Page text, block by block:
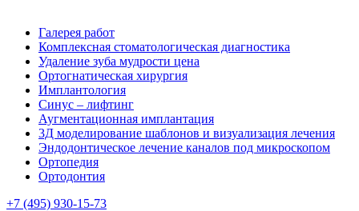
Галерея работ
Комплексная стоматологическая диагностика
Удаление зуба мудрости цена
Ортогнатическая хирургия
Имплантология
Синус – лифтинг
Аугментационная имплантация
3Д моделирование шаблонов и визуализация лечения
Эндодонтическое лечение каналов под микроскопом
Ортопедия
Ортодонтия
+7 (495) 930-15-73